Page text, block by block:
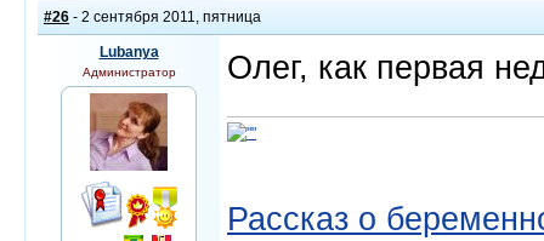
#26 - 2 сентября 2011, пятница
Lubanya
Администратор Олег, как первая
Рассказ о